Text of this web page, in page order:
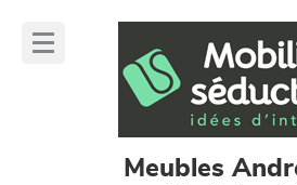
Meubles